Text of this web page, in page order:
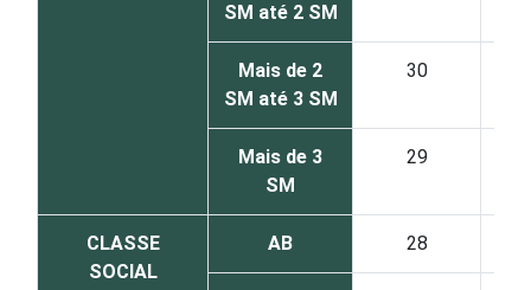
SM até 2 SM
Mais de 2
SM até 3 SM
30
Mais de 3
SM
29
CLASSE
SOCIAL
AB 28